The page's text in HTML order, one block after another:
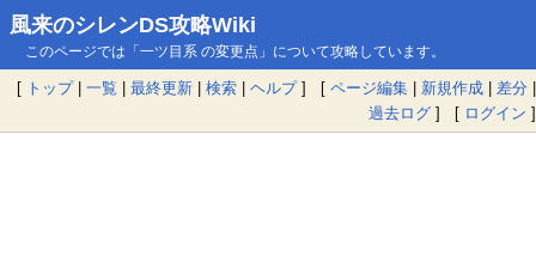
風来のシレンDS攻略Wiki
このページでは「一ツ目系 の変更点」について攻略しています。
[ トップ| 一覧 | 最終更新 | 検索 | ヘルプ] [ ページ編集 | 新規作成 | 差分 |
過去ログ ] [ ログイン ]